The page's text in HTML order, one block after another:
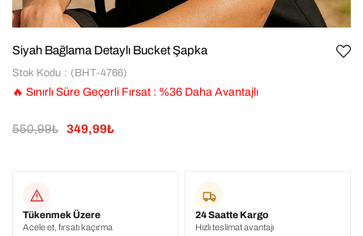
Siyah Bağlama Detaylı Bucket Şapka
Stok Kodu (BHT-4766)
🔥 Sınırlı Süre Geçerli Fırsat : %36 Daha Avantajlı
550,99₺ 349,99₺
Tükenmek Üzere
Acele et, fırsatı kaçırma
24 Saatte Kargo
Hızlı teslimat avantajı